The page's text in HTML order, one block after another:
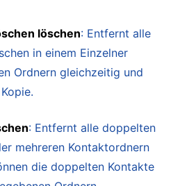
löschen: Entfernt alle
in einem Einzelner
Ordnern gleichzeitig und
: Entfernt alle doppelten
mehreren Kontaktordnern
die doppelten Kontakte